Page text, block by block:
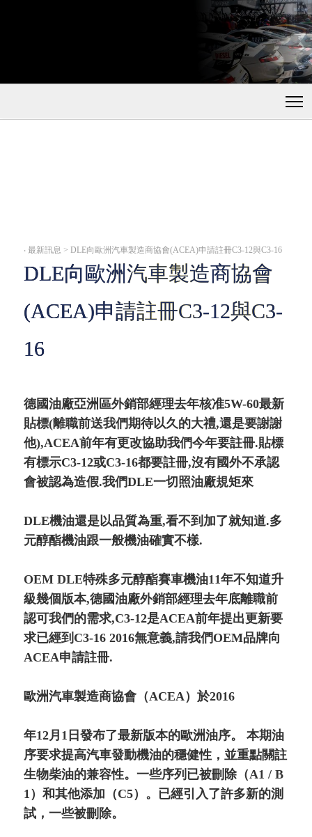
‧最新訊息 > DLE向歐洲汽車製造商協會(ACEA)申請註冊C3-12與C3-16
DLE向歐洲汽車製造商協會
(ACEA)申請註冊C3-12與C3-
16
德國油廠亞洲區外銷部經理去年核准5W-60最新
貼標(離職前送我們期待以久的大禮,還是要謝謝
他),ACEA前年有更改協助我們今年要註冊.貼標
有標示C3-12或C3-16都要註冊,沒有國外不承認
會被認為造假.我們DLE一切照油廠規矩來
DLE機油還是以品質為重,看不到加了就知道.多
元醇酯機油跟一般機油確實不樣.
OEM DLE特殊多元醇酯賽車機油11年不知道升
級幾個版本,德國油廠外銷部經理去年底離職前
認可我們的需求,C3-12是ACEA前年提出更新要
求已經到C3-16 2016無意義,請我們OEM品牌向
ACEA申請註冊.
歐洲汽車製造商協會（ACEA）於2016
年12月1日發布了最新版本的歐洲油序。 本期油
序要求提高汽車發動機油的穩健性，並重點關註
生物柴油的兼容性。一些序列已被刪除（A1 / B
1）和其他添加（C5）。已經引入了許多新的測
試，一些被刪除。